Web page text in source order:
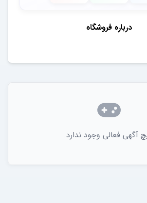
درباره فروشگاه
آگهی فعالی وجود ندارد.